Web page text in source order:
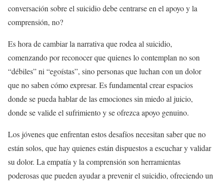
conversación sobre el suicidio debe centrarse en el apoyo y la
comprensión, no?
Es hora de cambiar la narrativa que rodea al suicidio,
comenzando por reconocer que quienes lo contemplan no son
“débiles” ni “egoístas”, sino personas que luchan con un dolor
que no saben cómo expresar. Es fundamental crear espacios
donde se pueda hablar de las emociones sin miedo al juicio,
donde se valide el sufrimiento y se ofrezca apoyo genuino.
Los jóvenes que enfrentan estos desafíos necesitan saber que no
están solos, que hay quienes están dispuestos a escuchar y validar
su dolor. La empatía y la comprensión son herramientas
poderosas que pueden ayudar a prevenir el suicidio, ofreciendo un